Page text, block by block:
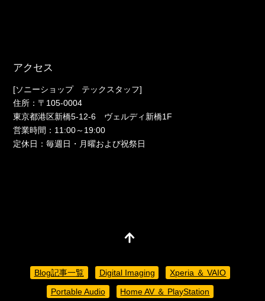
アクセス
[ソニーショップ テックスタッフ]
住所：〒105-0004
東京都港区新橋5-12-6 ヴェルディ新橋1F
営業時間：11:00～19:00
定休日：毎週日・月曜および祝祭日
Blog記事一覧 Digital Imaging
Xperia ＆ VAIO
Portable Audio
Home AV ＆ PlayStation